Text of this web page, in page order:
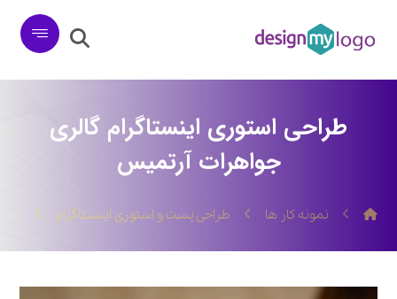
طراحی استوری اینستاگرام گالری
جواهرات آرتمیس
نمونه کار ها طراحی پست و استوری اینستاگرام